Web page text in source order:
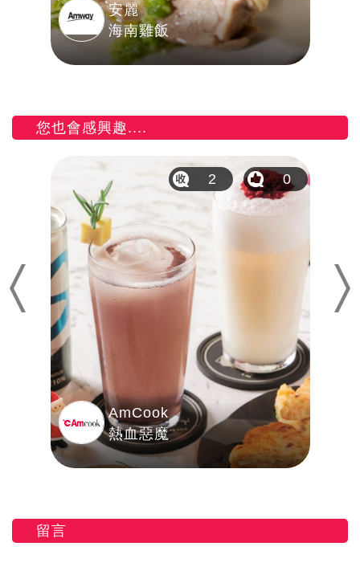
安麗
海南雞飯
您也會感興趣....
Previous
AmCook
熱血惡魔
2 0
Next
留言